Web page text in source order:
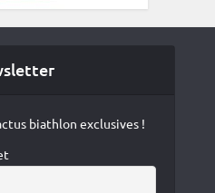
biathlon exclusives !